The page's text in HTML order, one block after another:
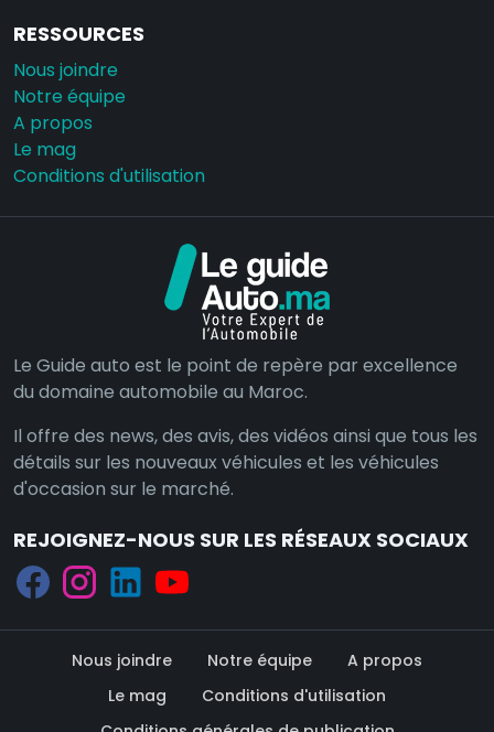
RESSOURCES
Nous joindre
Notre équipe
A propos
Le mag
Conditions d'utilisation
Le Guide auto est le point de repère par excellence
du domaine automobile au Maroc.
Il offre des news, des avis, des vidéos ainsi que tous les
détails sur les nouveaux véhicules et les véhicules
d'occasion sur le marché.
REJOIGNEZ-NOUS SUR LES RÉSEAUX SOCIAUX
Nous joindre Notre équipe
A propos
Le mag
Conditions d'utilisation